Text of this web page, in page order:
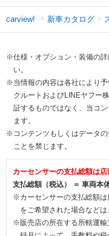
carview! 新車カタログ
※仕様・オプション・装備の
い。
※当情報の内容は各社により
クルートおよびLINEヤフー
証するものではなく、当コ
ます。
※コンテンツもしくはデータ
ことを禁じます。
カーセンサーの支払総額は
支払総額（税込） ＝ 車両本
※カーセンサーの支払総額は
をご希望された場合など
※販売店の所在する所轄運輸